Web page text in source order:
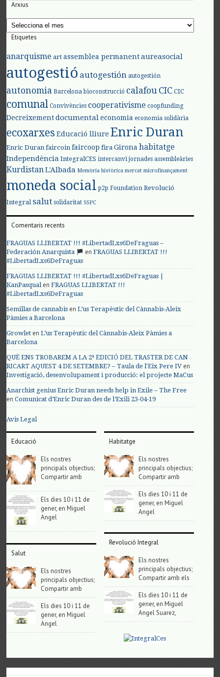
Arxius
Arxius
Etiquetes
anarquisme art assemblea permanent aureasocial
autogestió autogestión autogestión
autonomia Barcelona bioconstrucció calafouCIC CIC
comunal Convivències cooperativisme coopfunding
Decreixement documental economia economia solidària
ecoxarxes Educació lliure Enric Duran
Enric Duran faircoin faircoop fira Girona habitatge
Independència IntegralCES intercanvi jornades assembleàries
KurdistanL'Albada Memòria històrica mercat microfinançament
moneda social p2p Foundation Revolució
Integral salut solidaritat SSPC
Comentaris recents
FRAGUAS LLIBERTAT !!! #LibertadLxs6DeFraguas –
Federación Anarquista
enFRAGUAS LLIBERTAT !!!
#LibertadLxs6DeFraguas
FRAGUAS LLIBERTAT !!! #LibertadLxs6DeFraguas |
KanPasqualenFRAGUAS LLIBERTAT !!!
#LibertadLxs6DeFraguas
Semillas de cannabis enL’us Terapèutic del Cànnabis-Aleix
Pàmies a Barcelona
Growlet enL’us Terapèutic del Cànnabis-Aleix Pàmies a
Barcelona
QUÈ ENS TROBAREM A LA 2ª EDICIÓ DEL TRASTER DE CAN
RICART AQUEST 4 DE SETEMBRE? – Taula de l'Eix Pere IV en
Investigació, desenvolupament i producció: el projecte MaCus
Anarchist genius Enric Duran needs help in Exile – The Free
enComunicat d’Enric Duran des de l’Exili 23-04-19
Avis Legal
Educació
Els nostres
principals objectius;
Compartir amb
Els dies 10 i 11 de
gener, en Miguel
Angel
Salut
Els nostres
principals objectius;
Compartir amb
Els dies 10 i 11 de
gener, en Miguel
Angel
Habitatge
Els nostres
principals objectius;
Compartir amb
Els dies 10 i 11 de
gener, en Miguel
Angel
Revolució Integral
Els nostres
principals objectius;
Compartir amb els
Els dies 10 i 11 de
gener, en Miguel
Angel Suarez,